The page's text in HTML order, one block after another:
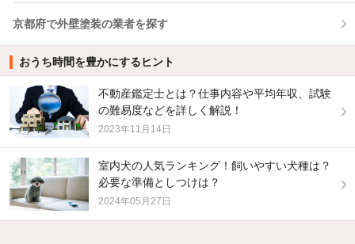
京都府で外壁塗装の業者を探す
おうち時間を豊かにするヒント
不動産鑑定士とは？仕事内容や平均年収、試験
の難易度などを詳しく解説！
2023年11月14日
室内犬の人気ランキング！飼いやすい犬種は？
必要な準備としつけは？
2024年05月27日